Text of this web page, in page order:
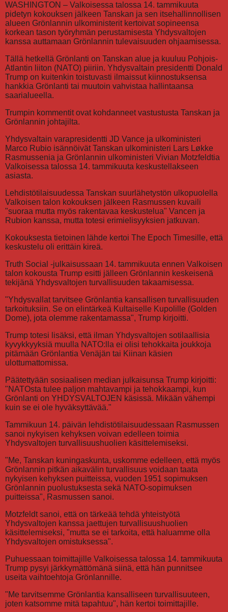
WASHINGTON – Valkoisessa talossa 14. tammikuuta
pidetyn kokouksen jälkeen Tanskan ja sen itsehallinnollisen
alueen Grönlannin ulkoministerit kertoivat sopineensa
korkean tason työryhmän perustamisesta Yhdysvaltojen
kanssa auttamaan Grönlannin tulevaisuuden ohjaamisessa.
Tällä hetkellä Grönlanti on Tanskan alue ja kuuluu Pohjois-
Atlantin liiton (NATO) piiriin. Yhdysvaltain presidentti Donald
Trump on kuitenkin toistuvasti ilmaissut kiinnostuksensa
hankkia Grönlanti tai muutoin vahvistaa hallintaansa
saarialueella.
Trumpin kommentit ovat kohdanneet vastustusta Tanskan ja
Grönlannin johtajilta.
Yhdysvaltain varapresidentti JD Vance ja ulkoministeri
Marco Rubio isännöivät Tanskan ulkoministeri Lars Løkke
Rasmussenia ja Grönlannin ulkoministeri Vivian Motzfeldtia
Valkoisessa talossa 14. tammikuuta keskustellakseen
asiasta.
Lehdistötilaisuudessa Tanskan suurlähetystön ulkopuolella
Valkoisen talon kokouksen jälkeen Rasmussen kuvaili
"suoraa mutta myös rakentavaa keskustelua" Vancen ja
Rubion kanssa, mutta totesi erimielisyyksien jatkuvan.
Kokouksesta tietoinen lähde kertoi The Epoch Timesille, että
keskustelu oli erittäin kireä.
Truth Social -julkaisussaan 14. tammikuuta ennen Valkoisen
talon kokousta Trump esitti jälleen Grönlannin keskeisenä
tekijänä Yhdysvaltojen turvallisuuden takaamisessa.
"Yhdysvallat tarvitsee Grönlantia kansallisen turvallisuuden
tarkoituksiin. Se on elintärkeä Kultaiselle Kupolille (Golden
Dome), jota olemme rakentamassa", Trump kirjoitti.
Trump totesi lisäksi, että ilman Yhdysvaltojen sotilaallisia
kyvykkyyksiä muulla NATO:lla ei olisi tehokkaita joukkoja
pitämään Grönlantia Venäjän tai Kiinan käsien
ulottumattomissa.
Päätettyään sosiaalisen median julkaisunsa Trump kirjoitti:
"NATOsta tulee paljon mahtavampi ja tehokkaampi, kun
Grönlanti on YHDYSVALTOJEN käsissä. Mikään vähempi
kuin se ei ole hyväksyttävää."
Tammikuun 14. päivän lehdistötilaisuudessaan Rasmussen
sanoi nykyisen kehyksen voivan edelleen toimia
Yhdysvaltojen turvallisuushuolien käsittelemiseksi.
"Me, Tanskan kuningaskunta, uskomme edelleen, että myös
Grönlannin pitkän aikavälin turvallisuus voidaan taata
nykyisen kehyksen puitteissa, vuoden 1951 sopimuksen
Grönlannin puolustuksesta sekä NATO-sopimuksen
puitteissa", Rasmussen sanoi.
Motzfeldt sanoi, että on tärkeää tehdä yhteistyötä
Yhdysvaltojen kanssa jaettujen turvallisuushuolien
käsittelemiseksi, "mutta se ei tarkoita, että haluamme olla
Yhdysvaltojen omistuksessa".
Puhuessaan toimittajille Valkoisessa talossa 14. tammikuuta
Trump pysyi järkkymättömänä siinä, että hän punnitsee
useita vaihtoehtoja Grönlannille.
"Me tarvitsemme Grönlantia kansalliseen turvallisuuteen,
joten katsomme mitä tapahtuu", hän kertoi toimittajille.